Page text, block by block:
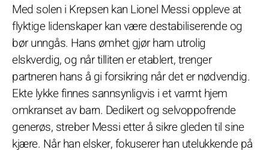
Med solen i Krepsen kan Lionel Messi oppleve at
flyktige lidenskaper kan være destabiliserende og
bør unngås. Hans ømhet gjør ham utrolig
elskverdig, og når tilliten er etablert, trenger
partneren hans å gi forsikring når det er nødvendig.
Ekte lykke finnes sannsynligvis i et varmt hjem
omkranset av barn. Dedikert og selvoppofrende
generøs, streber Messi etter å sikre gleden til sine
kjære. Når han elsker, fokuserer han utelukkende på